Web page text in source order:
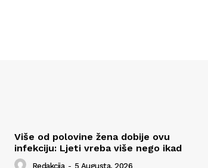
Više od polovine žena dobije ovu
infekciju: Ljeti vreba više nego ikad
Redakcija - 5 Augusta, 2026